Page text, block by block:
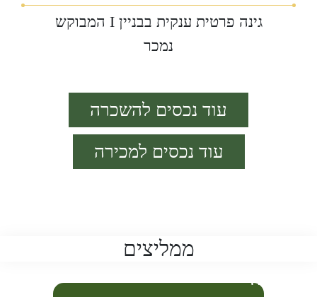
גינה פרטית ענקית בבניין I המבוקש
‏נמכר
עוד נכסים להשכרה
עוד נכסים למכירה
ממליצים